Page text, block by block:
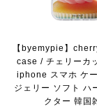
【byemypie】
case / チェリーカ
iphone スマホ ケ
ジェリー ソフト ハ
クター 韓国